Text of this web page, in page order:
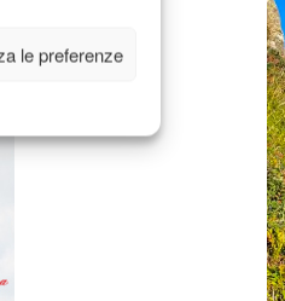
le preferenze